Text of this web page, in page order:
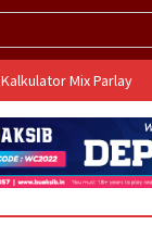
Kalkulator Mix Parlay